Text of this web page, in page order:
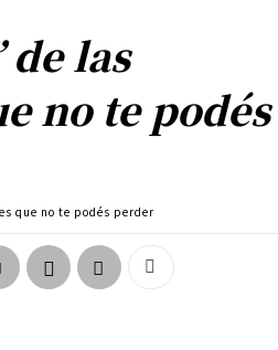
de las
no te podés
que no te podés perder